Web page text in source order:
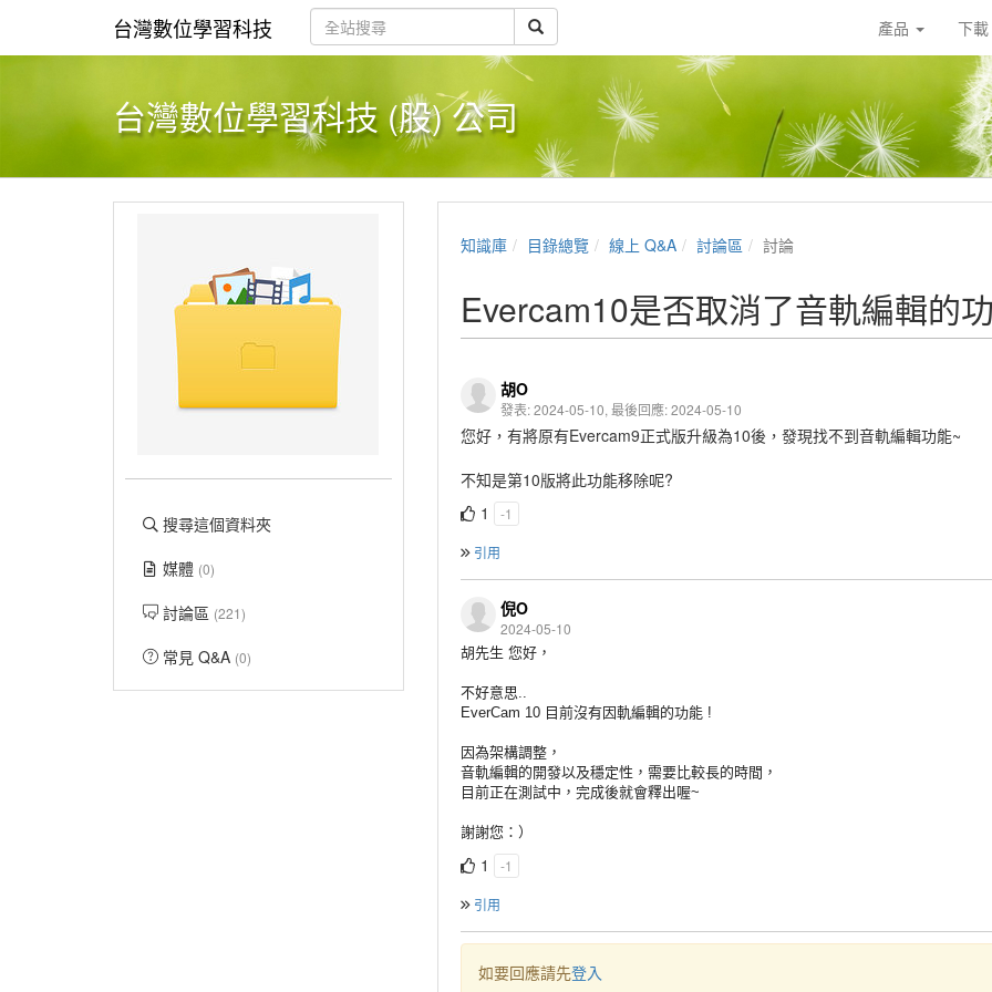
台灣數位學習科技 產品 下載
台灣數位學習科技 (股) 公司
搜尋這個資料夾
媒體 (0)
討論區 (221)
常見 Q&A (0)
知識庫 目錄總覽 線上 Q&A 討論區 討論
Evercam10是否取消了音軌編輯的
胡O
發表: 2024-05-10, 最後回應: 2024-05-10
您好，有將原有Evercam9正式版升級為10後，發現找不到音軌編輯功能~
不知是第10版將此功能移除呢?
1
-1
引用
倪O
2024-05-10
胡先生 您好，
不好意思..
EverCam 10 目前沒有因軌編輯的功能 !
因為架構調整，
音軌編輯的開發以及穩定性，需要比較長的時間 ，
目前正在測試中，完成後就會釋出喔~
謝謝您：）
1 -1
引用
如要回應請先登入